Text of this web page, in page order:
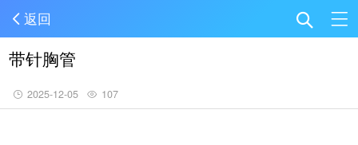
返回
带针胸管
2025-12-05 107